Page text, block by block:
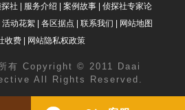
社 | 服务介绍 | 案例故事| 侦探社专家论
活动花絮| 各区据点 | 联系我们 | 网站地图
收费 | 网站隐私权政策
有 Copyright © 2011 Daai
All Rights Reserved.